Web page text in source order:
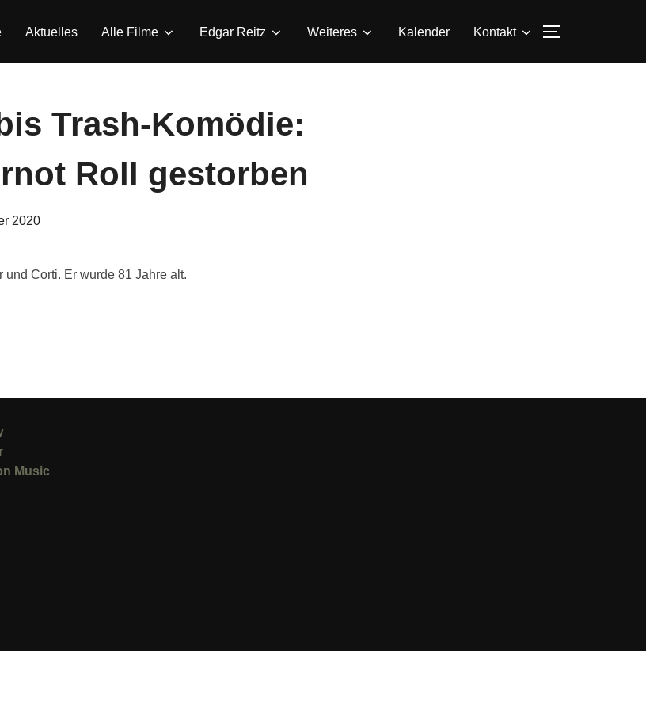
Aktuelles Alle Filme Edgar Reitz Weiteres Kalender Kontakt
Trash-Komödie:
Roll gestorben
2020
und Corti. Er wurde 81 Jahre alt.
Music